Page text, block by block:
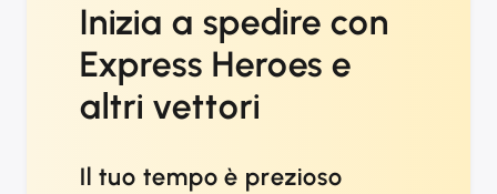
Inizia a spedire con
Express Heroes e
altri vettori
Il tuo tempo è prezioso